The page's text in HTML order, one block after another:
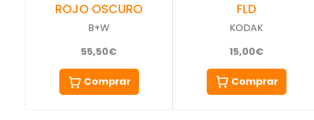
ROJO OSCURO
B+W
55,50€
Comprar
FLD
KODAK
15,00€
Comprar